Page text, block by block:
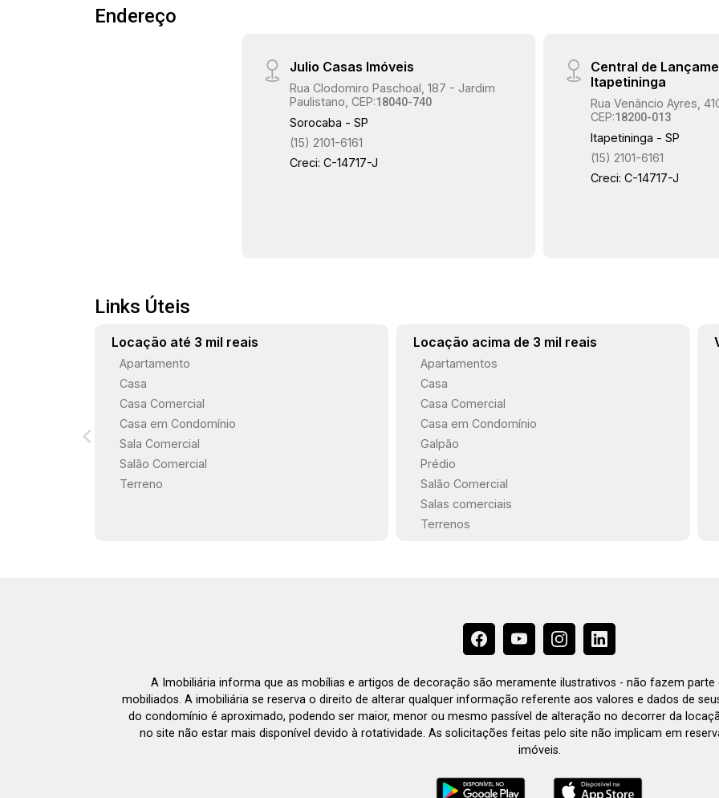
Endereço
Julio Casas Imóveis
Rua Clodomiro Paschoal, 187 - Jardim
Paulistano, CEP:18040-740
Sorocaba - SP
(15) 2101-6161
Creci: C-14717-J
Central de
Itapetininga
Rua Venâncio Ayres,
CEP:18200-013
Itapetininga - SP
(15) 2101-6161
Creci: C-14717-J
Links Úteis
Locação até 3 mil reais
Apartamento
Casa
Casa Comercial
Casa em Condomínio
Sala Comercial
Salão Comercial
Terreno
Locação acima de 3 mil reais
Apartamentos
Casa
Casa Comercial
Casa em Condomínio
Galpão
Prédio
Salão Comercial
Salas comerciais
Terrenos
A Imobiliária informa que as mobílias e artigos de decoração são meramente ilustrativos - não fazem
mobiliados. A imobiliária se reserva o direito de alterar qualquer informação referente aos valores e dados de
do condomínio é aproximado, podendo ser maior, menor ou mesmo passível de alteração no decorrer da
no site não estar mais disponível devido à rotatividade. As solicitações feitas pelo site não implicam em
imóveis.